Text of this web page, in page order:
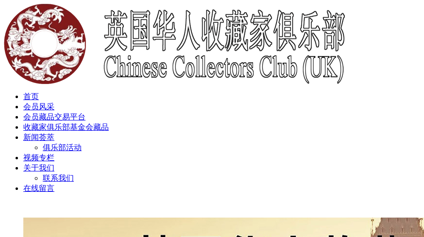
首页
会员风采
会员藏品交易平台
收藏家俱乐部基金会藏品
新闻荟萃
俱乐部活动
视频专栏
关于我们
联系我们
在线留言